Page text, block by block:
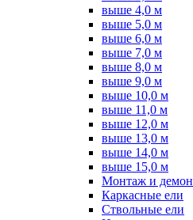
выше 4,0 м
выше 5,0 м
выше 6,0 м
выше 7,0 м
выше 8,0 м
выше 9,0 м
выше 10,0 м
выше 11,0 м
выше 12,0 м
выше 13,0 м
выше 14,0 м
выше 15,0 м
Монтаж и
Каркасные ели
Ствольные ели